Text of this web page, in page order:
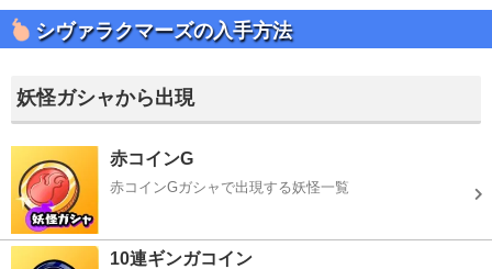
シヴァラクマーズの入手方法
妖怪ガシャから出現
赤コインG
赤コインGガシャで出現する妖怪一覧
10連ギンガコイン